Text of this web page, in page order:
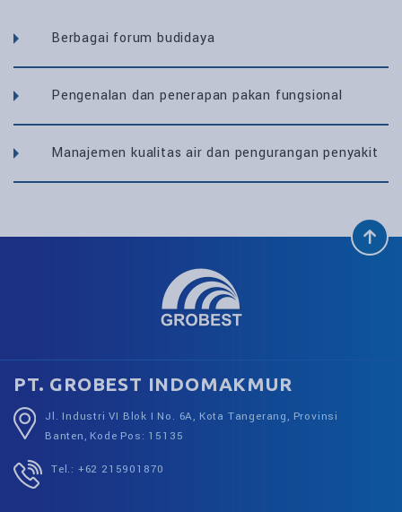
Berbagai forum budidaya
Pengenalan dan penerapan pakan fungsional
Manajemen kualitas air dan pengurangan penyakit
PT. GROBEST INDOMAKMUR
Jl. Industri VI Blok I No. 6A, Kota Tangerang, Provinsi
Banten, Kode Pos: 15135
Tel.: +62 215901870